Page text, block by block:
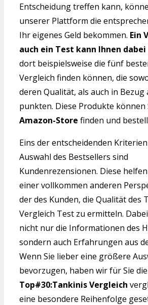
Entscheidung treffen kann,
unserer Plattform die
Ihr eigenes Geld bekommen. Ein
auch ein Test kann Ihnen
dort beispielsweise die fünf
Vergleich finden können, die
deren Qualität, als auch in Bezug
punkten. Diese Produkte können
Amazon-Store finden und
Eins der entscheidenden
Auswahl des Bestsellers sind
Kundenrezensionen. Diese
einer vollkommen anderen
der des Kunden, die Qualität des
Vergleich Test zu ermitteln.
nicht nur die Informationen des
sondern auch Erfahrungen aus
Wenn Sie lieber eine größere
bevorzugen, haben wir für Sie die
Top#30:Tankinis Vergleich
eine besondere Reihenfolge